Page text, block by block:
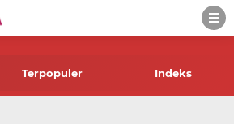
Terpopuler Indeks